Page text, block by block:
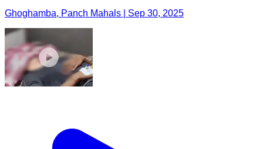
Ghoghamba, Panch Mahals | Sep 30, 2025